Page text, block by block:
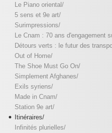
Le Piano oriental/
5 sens et 9e art/
Surimpressions/
Le Cnam : 70 ans d'engagement
Détours verts : le futur des
Out of Home/
The Shoe Must Go On/
Simplement Afghanes/
Exils syriens/
Made in Cnam/
Station 9e art/
Itinéraires/
Infinités plurielles/